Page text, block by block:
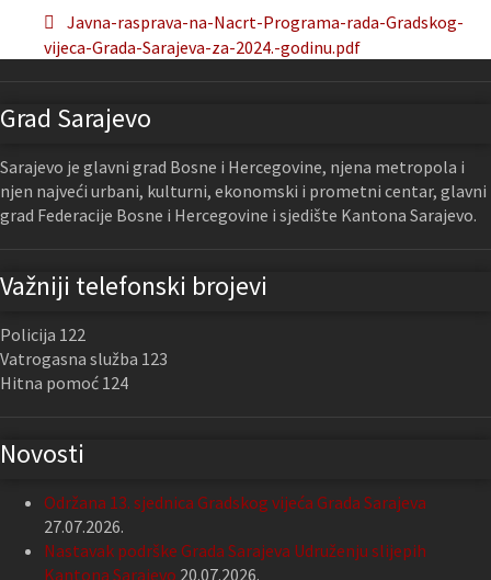
Javna-rasprava-na-Nacrt-Programa-rada-Gradskog-
vijeca-Grada-Sarajeva-za-2024.-godinu.pdf
Grad Sarajevo
Sarajevo je glavni grad Bosne i Hercegovine, njena metropola i
njen najveći urbani, kulturni, ekonomski i prometni centar, glavni
grad Federacije Bosne i Hercegovine i sjedište Kantona Sarajevo.
Važniji telefonski brojevi
Policija 122
Vatrogasna služba 123
Hitna pomoć 124
Novosti
Održana 13. sjednica Gradskog vijeća Grada Sarajeva
27.07.2026.
Nastavak podrške Grada Sarajeva Udruženju slijepih
Kantona Sarajevo 20.07.2026.